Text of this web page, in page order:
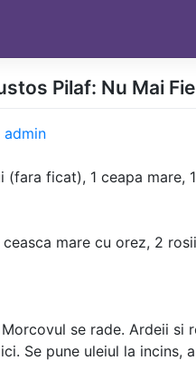
Pilaf: Nu Mai
admin
(fara ficat), 1 ceapa mare,
ceasca mare cu orez, 2
se rade. Ardeii si
Se pune uleiul la incins,